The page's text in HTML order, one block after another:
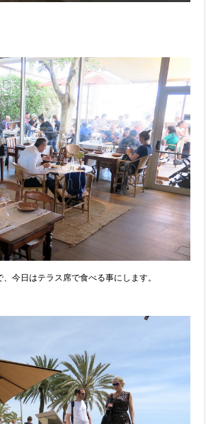
今日はテラス席で食べる事にします。